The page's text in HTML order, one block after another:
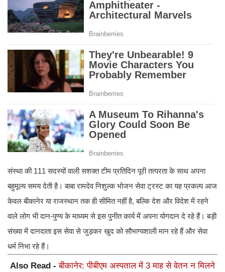
संस्था की 111 सदस्यों वाली सशक्त टीम प्रतिदिन पूरी तत्परता के साथ अपना
बहुमूल्य समय देती है। बाबा रामदेव निशुल्क भोजन सेवा ट्रस्ट का यह प्रकल्प आज
केवल बीकानेर या राजस्थान तक ही सीमित नहीं है, बल्कि देश और विदेश में रहने
वाले लोग भी दान-पुण्य के माध्यम से इस पुनीत कार्य में अपना योगदान दे रहे हैं। बड़ी
संख्या में दानदाता इस सेवा से जुड़कर खुद को सौभाग्यशाली मान रहे हैं और सेवा
धर्म निभा रहे हैं।
Also Read -बीकानेर: पीबीएम अस्पताल में 3 माह से वेतन न मिलने